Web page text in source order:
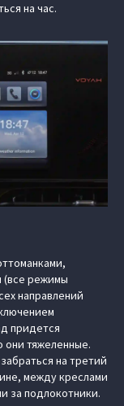
на час.
(все режимы
направлений
придется
они тяжеленные.
на третий
между креслами
за подлокотники.